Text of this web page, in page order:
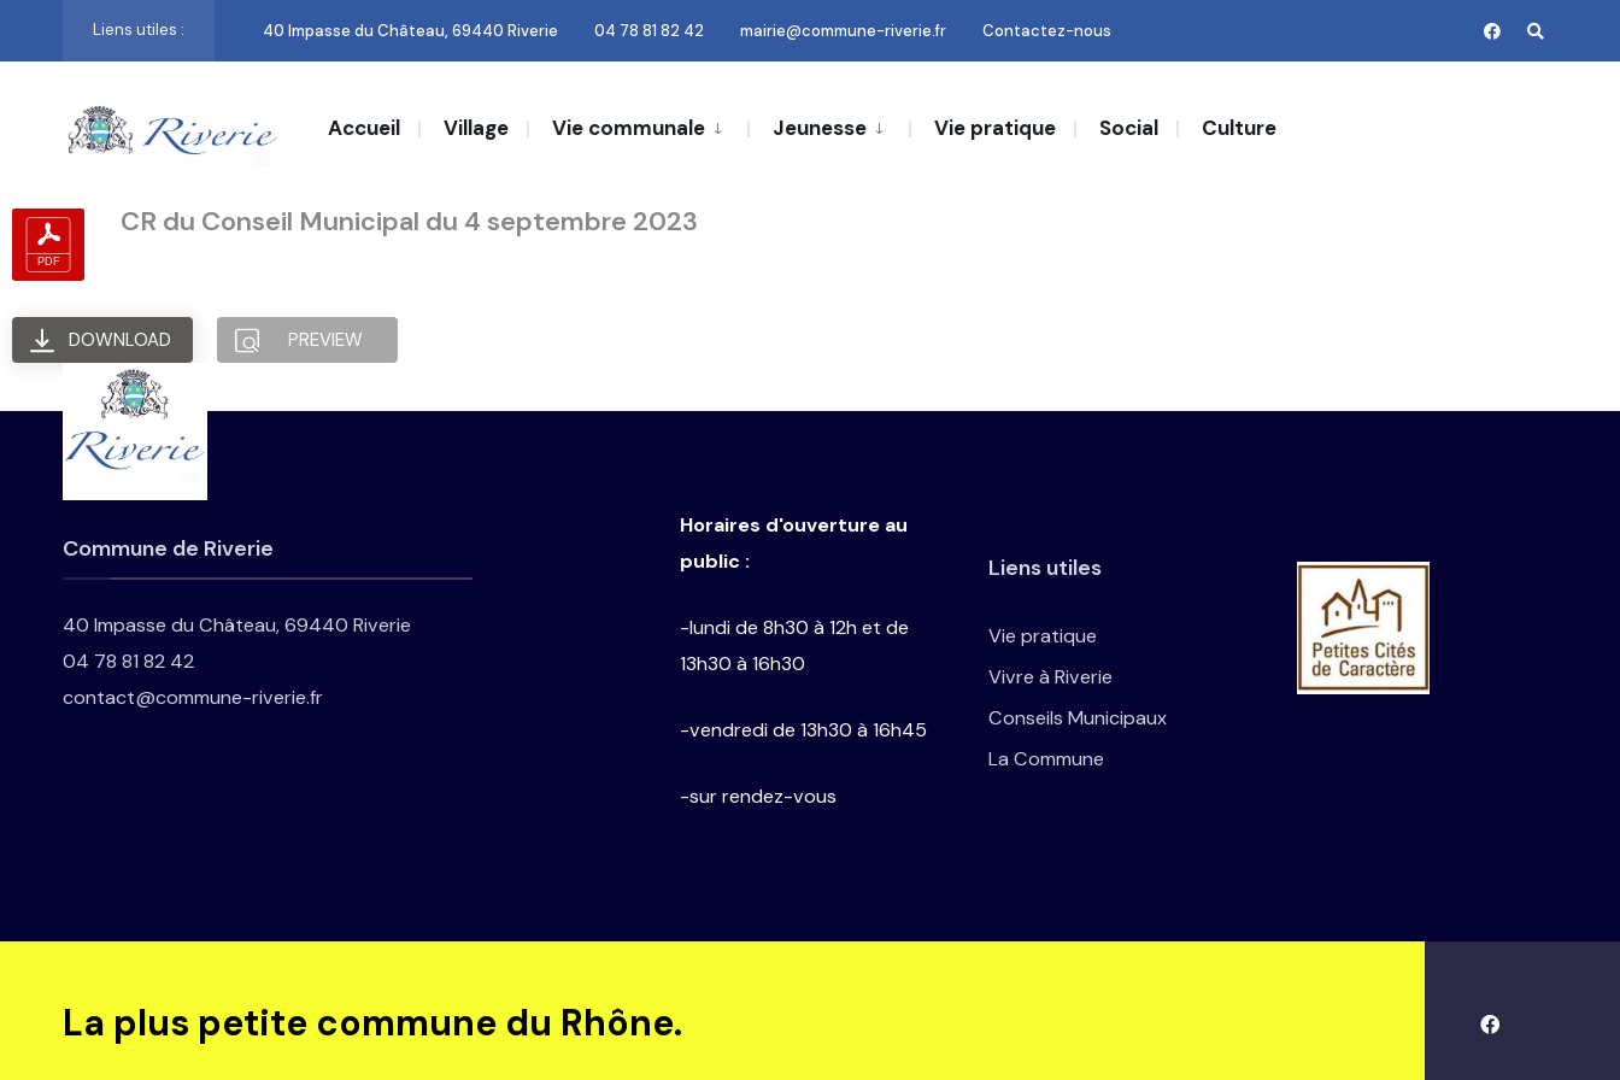
Liens utiles : 40 Impasse du Château, 69440 Riverie 04 78 81 82 42 mairie@commune-riverie.fr Contactez-nous
Accueil Village Vie communale Jeunesse Vie pratique Social Culture
CR du Conseil Municipal du 4 septembre 2023
DOWNLOAD PREVIEW
Commune de Riverie
40 Impasse du Château, 69440 Riverie
04 78 81 82 42
contact@commune-riverie.fr
Horaires d'ouverture au
public :
-lundi de 8h30 à 12h et de
13h30 à 16h30
-vendredi de 13h30 à 16h45
-sur rendez-vous
Liens utiles
Vie pratique
Vivre à Riverie
Conseils Municipaux
La Commune
La plus petite commune du Rhône.